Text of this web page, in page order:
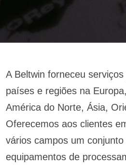
A Beltwin forneceu
países e regiões na
América do Norte, Ásia,
Oferecemos aos clientes
vários campos um
equipamentos de